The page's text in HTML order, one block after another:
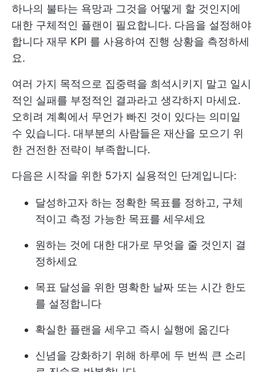
하나의 불타는 욕망과 그것을 어떻게 할 것인지에
대한 구체적인 플랜이 필요합니다. 다음을 설정해야
합니다 재무 KPI 를 사용하여 진행 상황을 측정하세
요.
여러 가지 목적으로 집중력을 희석시키지 말고 일시
적인 실패를 부정적인 결과라고 생각하지 마세요.
오히려 계획에서 무언가 빠진 것이 있다는 의미일
수 있습니다. 대부분의 사람들은 재산을 모으기 위
한 건전한 전략이 부족합니다.
다음은 시작을 위한 5가지 실용적인 단계입니다:
달성하고자 하는 정확한 목표를 정하고, 구체
적이고 측정 가능한 목표를 세우세요
원하는 것에 대한 대가로 무엇을 줄 것인지 결
정하세요
목표 달성을 위한 명확한 날짜 또는 시간 한도
를 설정합니다
확실한 플랜을 세우고 즉시 실행에 옮긴다
신념을 강화하기 위해 하루에 두 번씩 큰 소리